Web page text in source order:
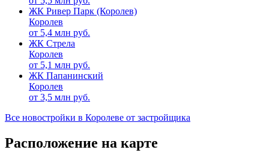
ЖК Ривер Парк (Королев)
Королев
от 5,4 млн руб.
ЖК Стрела
Королев
от 5,1 млн руб.
ЖК Папанинский
Королев
от 3,5 млн руб.
Все новостройки в Королеве от застройщика
Расположение на карте